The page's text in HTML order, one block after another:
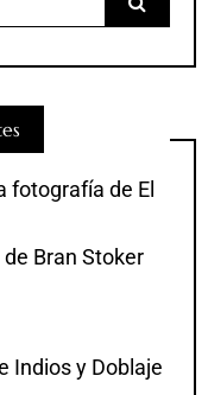
fotografía de El
Bran Stoker
Indios y Doblaje